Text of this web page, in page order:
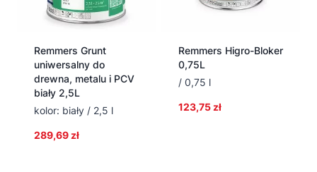
Remmers Grunt
uniwersalny do
drewna, metalu i PCV
biały 2,5L
kolor: biały / 2,5 l
289,69zł
Remmers Higro-Bloker
0,75L
/ 0,75 l
123,75zł